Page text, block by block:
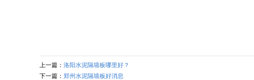
上一篇： 洛阳水泥隔墙板哪里好？
下一篇： 郑州水泥隔墙板好消息